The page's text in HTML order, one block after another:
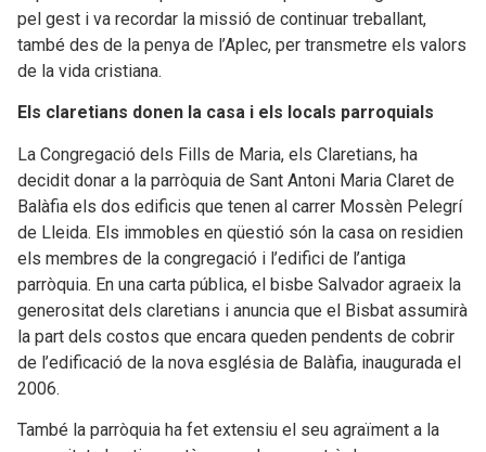
pel gest i va recordar la missió de continuar treballant,
també des de la penya de l’Aplec, per transmetre els valors
de la vida cristiana.
Els claretians donen la casa i els locals parroquials
La Congregació dels Fills de Maria, els Claretians, ha
decidit donar a la parròquia de Sant Antoni Maria Claret de
Balàfia els dos edificis que tenen al carrer Mossèn Pelegrí
de Lleida. Els immobles en qüestió són la casa on residien
els membres de la congregació i l’edifici de l’antiga
parròquia. En una carta pública, el bisbe Salvador agraeix la
generositat dels claretians i anuncia que el Bisbat assumirà
la part dels costos que encara queden pendents de cobrir
de l’edificació de la nova església de Balàfia, inaugurada el
2006.
També la parròquia ha fet extensiu el seu agraïment a la